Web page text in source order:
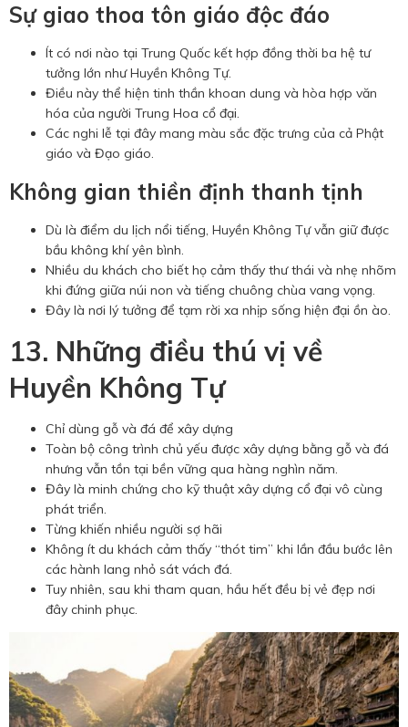
Sự giao thoa tôn giáo độc đáo
Ít có nơi nào tại Trung Quốc kết hợp đồng thời ba hệ tư
tưởng lớn như Huyền Không Tự.
Điều này thể hiện tinh thần khoan dung và hòa hợp văn
hóa của người Trung Hoa cổ đại.
Các nghi lễ tại đây mang màu sắc đặc trưng của cả Phật
giáo và Đạo giáo.
Không gian thiền định thanh tịnh
Dù là điểm du lịch nổi tiếng, Huyền Không Tự vẫn giữ được
bầu không khí yên bình.
Nhiều du khách cho biết họ cảm thấy thư thái và nhẹ nhõm
khi đứng giữa núi non và tiếng chuông chùa vang vọng.
Đây là nơi lý tưởng để tạm rời xa nhịp sống hiện đại ồn ào.
13. Những điều thú vị về
Huyền Không Tự
Chỉ dùng gỗ và đá để xây dựng
Toàn bộ công trình chủ yếu được xây dựng bằng gỗ và đá
nhưng vẫn tồn tại bền vững qua hàng nghìn năm.
Đây là minh chứng cho kỹ thuật xây dựng cổ đại vô cùng
phát triển.
Từng khiến nhiều người sợ hãi
Không ít du khách cảm thấy “thót tim” khi lần đầu bước lên
các hành lang nhỏ sát vách đá.
Tuy nhiên, sau khi tham quan, hầu hết đều bị vẻ đẹp nơi
đây chinh phục.